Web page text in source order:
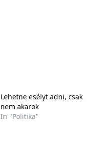
Lehetne esélyt adni, csak
nem akarok
In "Politika"